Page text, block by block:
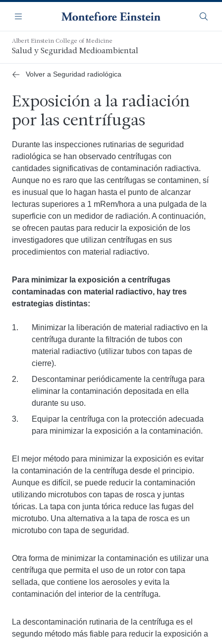
contenido
principal
Navegación
Menú
Albert Einstein College of Medicine
Salud y Seguridad Medioambiental
Volver a Seguridad radiológica
Exposición a la radiación
por las centrífugas
Durante las inspecciones rutinarias de seguridad
radiológica se han observado centrífugas con
cantidades significativas de contaminación radiactiva.
Aunque no es raro que las centrífugas se contaminen, sí
es inusual que lo hagan hasta el punto de alcanzar
lecturas superiores a 1 mRem/hora a una pulgada de la
superficie con un medidor de radiación. A continuación,
se ofrecen pautas para reducir la exposición de los
investigadores que utilizan centrífugas en sus
procedimientos con material radiactivo.
Para minimizar la exposición a centrífugas
contaminadas con material radiactivo, hay tres
estrategias distintas:
Minimizar la liberación de material radiactivo en la
centrífuga durante la filtración de tubos con
material radiactivo (utilizar tubos con tapas de
cierre).
Descontaminar periódicamente la centrífuga para
eliminar la contaminación depositada en ella
durante su uso.
Equipar la centrífuga con la protección adecuada
para minimizar la exposición a la contaminación.
El mejor método para minimizar la exposición es evitar
la contaminación de la centrífuga desde el principio.
Aunque es difícil, se puede reducir la contaminación
utilizando microtubos con tapas de rosca y juntas
tóricas. La tapa con junta tórica reduce las fugas del
microtubo. Una alternativa a la tapa de rosca es un
microtubo con tapa de seguridad.
Otra forma de minimizar la contaminación es utilizar una
centrífuga que permita el uso de un rotor con tapa
sellada, que contiene los aerosoles y evita la
contaminación del interior de la centrífuga.
La descontaminación rutinaria de la centrífuga es el
segundo método más fiable para reducir la exposición a